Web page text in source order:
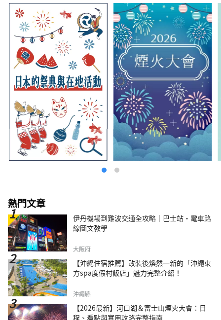
熱門文章
伊丹機場到難波交通全攻略｜巴士站・電車路
線圖文教學
大阪府
【沖繩住宿推薦】改裝後煥然一新的「沖繩東
方spa度假村飯店」魅力完整介紹！
沖繩縣
【2026最新】河口湖＆富士山煙火大會：日
程、看點與實用攻略完整指南